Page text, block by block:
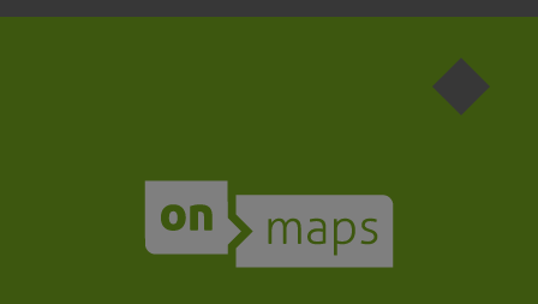
Pflichtfelder.